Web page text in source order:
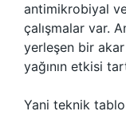
antimikrobiyal ve
çalışmalar var.
yerleşen bir
yağının etkisi
Yani teknik